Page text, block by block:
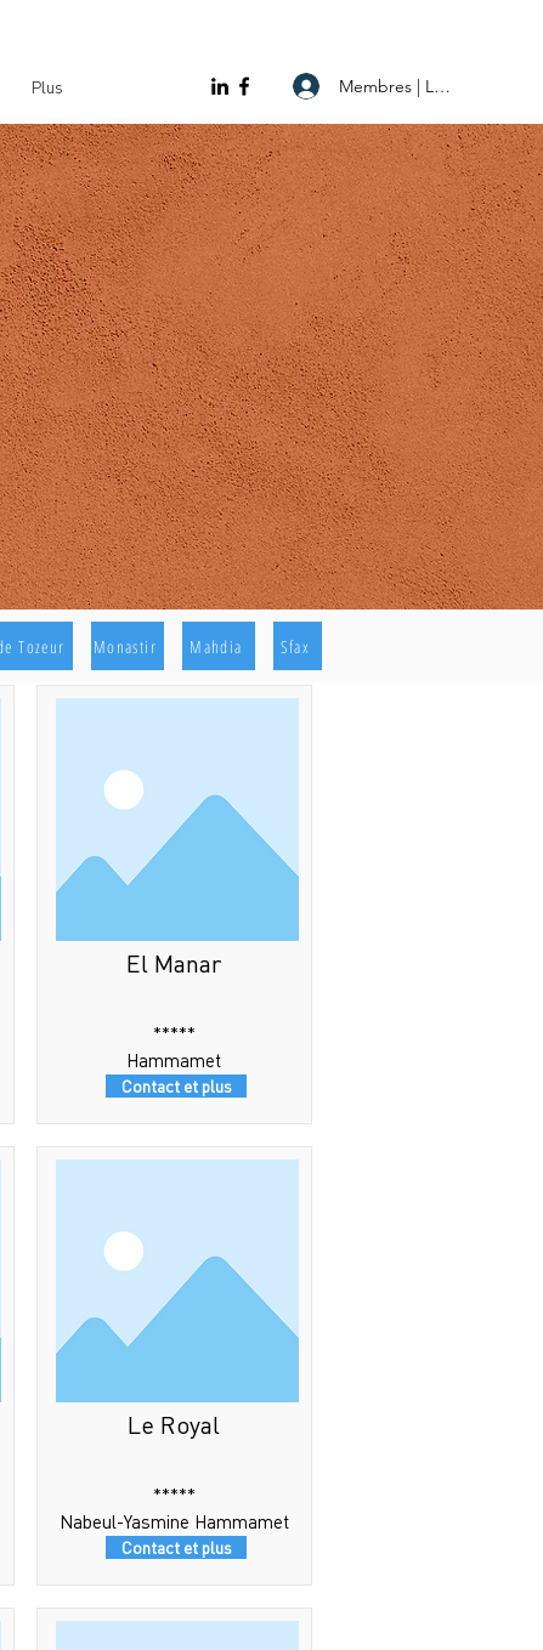
Plus Membres | Log In
Tozeur Monastir Mahdia Sfax
El Manar
*****
Hammamet
Contact et plus
Le Royal
*****
Nabeul-Yasmine Hammamet
Contact et plus